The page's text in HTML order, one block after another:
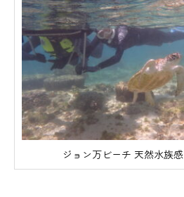
ジョン万ビーチ 天然水族感